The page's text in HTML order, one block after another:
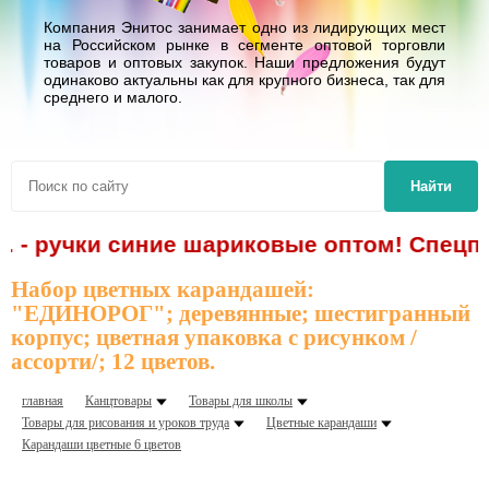
Компания Энитос занимает одно из лидирующих мест
на Российском рынке в сегменте оптовой торговли
товаров и оптовых закупок. Наши предложения будут
одинаково актуальны как для крупного бизнеса, так для
среднего и малого.
Найти
ручки синие шариковые оптом!
Набор цветных карандашей:
"ЕДИНОРОГ"; деревянные; шестигранный
корпус; цветная упаковка с рисунком /
ассорти/; 12 цветов.
главная Канцтовары
Товары для школы
Товары для рисования и уроков труда
Цветные карандаши
Карандаши цветные 6 цветов